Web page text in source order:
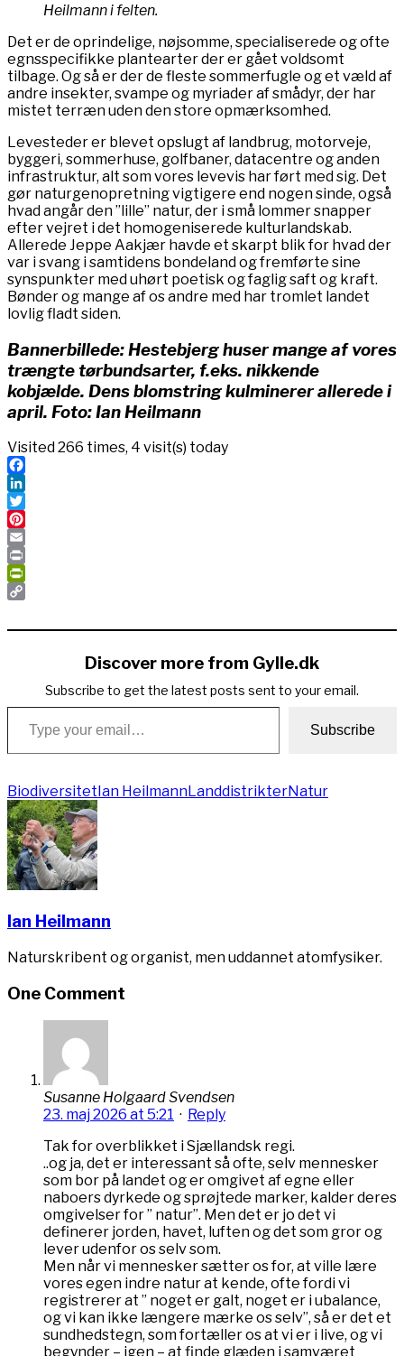
Heilmann i felten.
Det er de oprindelige, nøjsomme, specialiserede og ofte
egnsspecifikke plantearter der er gået voldsomt
tilbage. Og så er der de fleste sommerfugle og et væld af
andre insekter, svampe og myriader af smådyr, der har
mistet terræn uden den store opmærksomhed.
Levesteder er blevet opslugt af landbrug, motorveje,
byggeri, sommerhuse, golfbaner, datacentre og anden
infrastruktur, alt som vores levevis har ført med sig. Det
gør naturgenopretning vigtigere end nogen sinde, også
hvad angår den ”lille” natur, der i små lommer snapper
efter vejret i det homogeniserede kulturlandskab.
Allerede Jeppe Aakjær havde et skarpt blik for hvad der
var i svang i samtidens bondeland og fremførte sine
synspunkter med uhørt poetisk og faglig saft og kraft.
Bønder og mange af os andre med har tromlet landet
lovlig fladt siden.
Bannerbillede: Hestebjerg huser mange af vores
trængte tørbundsarter, f.eks. nikkende
kobjælde. Dens blomstring kulminerer allerede i
april. Foto: Ian Heilmann
Visited 266 times, 4 visit(s) today
Facebook
LinkedIn
Twitter
Pinterest
Email
Print
PrintFriendly
Link
Discover more from Gylle.dk
Subscribe to get the latest posts sent to your email.
Type your email…
Subscribe
Biodiversitet Ian HeilmannLanddistrikterNatur
Ian Heilmann
Naturskribent og organist, men uddannet atomfysiker.
One Comment
Susanne Holgaard Svendsen
23. maj 2026 at 5:21 · Reply
Tak for overblikket i Sjællandsk regi.
..og ja, det er interessant så ofte, selv mennesker
som bor på landet og er omgivet af egne eller
naboers dyrkede og sprøjtede marker, kalder deres
omgivelser for ” natur”. Men det er jo det vi
definerer jorden, havet, luften og det som gror og
lever udenfor os selv som.
Men når vi mennesker sætter os for, at ville lære
vores egen indre natur at kende, ofte fordi vi
registrerer at ” noget er galt, noget er i ubalance,
og vi kan ikke længere mærke os selv”, så er det et
sundhedstegn, som fortæller os at vi er i live, og vi
begynder – igen – at finde glæden i samværet